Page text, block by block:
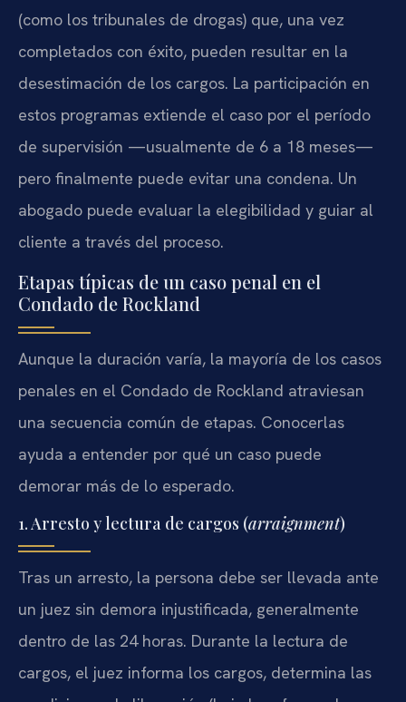
(como los tribunales de drogas) que, una vez
completados con éxito, pueden resultar en la
desestimación de los cargos. La participación en
estos programas extiende el caso por el período
de supervisión —usualmente de 6 a 18 meses—
pero finalmente puede evitar una condena. Un
abogado puede evaluar la elegibilidad y guiar al
cliente a través del proceso.
Etapas típicas de un caso penal en el
Condado de Rockland
Aunque la duración varía, la mayoría de los casos
penales en el Condado de Rockland atraviesan
una secuencia común de etapas. Conocerlas
ayuda a entender por qué un caso puede
demorar más de lo esperado.
1. Arresto y lectura de cargos (arraignment)
Tras un arresto, la persona debe ser llevada ante
un juez sin demora injustificada, generalmente
dentro de las 24 horas. Durante la lectura de
cargos, el juez informa los cargos, determina las